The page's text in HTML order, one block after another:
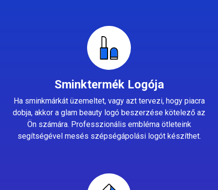
Sminktermék Logója
Ha sminkmárkát üzemeltet, vagy azt tervezi, hogy piacra
dobja, akkor a glam beauty logó beszerzése kötelező az
Ön számára. Professzionális embléma ötleteink
segítségével mesés szépségápolási logót készíthet.